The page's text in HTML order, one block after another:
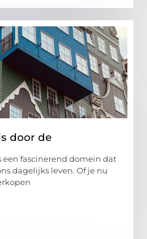
door de
een fascinerend domein dat
dagelijks leven. Of je nu